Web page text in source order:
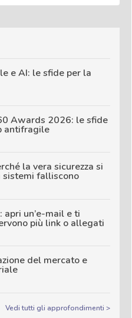
e AI: le sfide per la
Awards 2026: le sfide
antifragile
la vera sicurezza si
sistemi falliscono
un’e-mail e ti
più link o allegati
del mercato e
Vedi tutti gli approfondimenti >